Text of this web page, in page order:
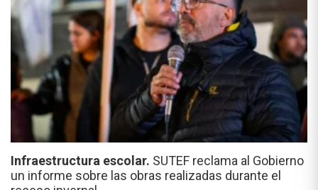
Infraestructura escolar. SUTEF reclama al Gobierno
un informe sobre las obras realizadas durante el